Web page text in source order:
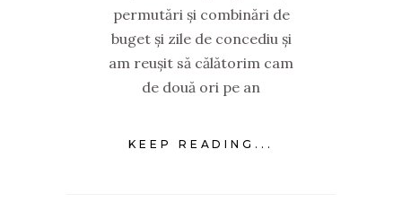
permutări și combinări de
buget și zile de concediu și
am reușit să călătorim cam
de două ori pe an
KEEP READING...